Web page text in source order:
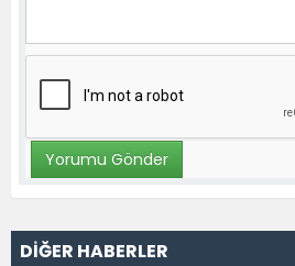
DİĞER HABERLER